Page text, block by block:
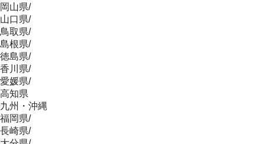
岡山県/
山口県/
鳥取県/
島根県/
徳島県/
香川県/
愛媛県/
高知県
九州・沖縄
福岡県/
長崎県/